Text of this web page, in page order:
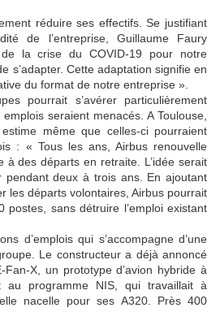
réduire ses effectifs. Se justifiant
de l’entreprise, Guillaume Faury
la crise du COVID-19 pour notre
s’adapter. Cette adaptation signifie en
du format de notre entreprise ».
pourrait s’avérer particulièrement
seraient menacés. A Toulouse,
même que celles-ci pourraient
: « Tous les ans, Airbus renouvelle
à des départs en retraite. L’idée serait
pendant deux à trois ans. En ajoutant
les départs volontaires, Airbus pourrait
postes, sans détruire l’emploi existant
d’emplois qui s’accompagne d’une
Le constructeur a déjà annoncé
Fan-X, un prototype d’avion hybride à
au programme NIS, qui travaillait à
nacelle pour ses A320. Près 400